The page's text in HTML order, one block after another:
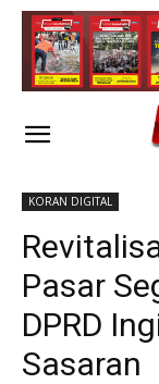
KORAN DIGITAL
Pasar
DPRD
Sasaran